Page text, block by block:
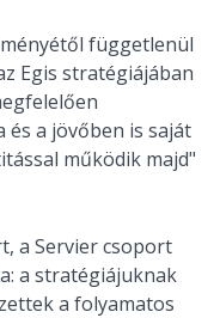
függetlenül
Egis stratégiájában
a jövőben is saját
működik majd"
a Servier csoport
a stratégiájuknak
a folyamatos